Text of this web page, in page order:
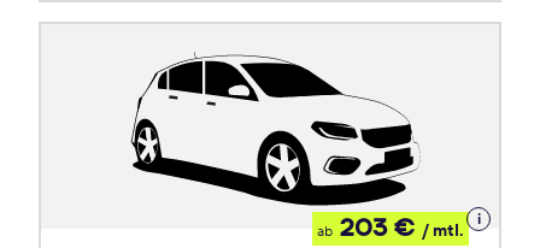
ab 203 € / mtl.
Details
zum